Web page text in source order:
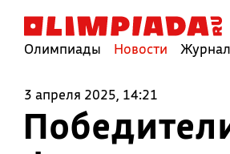
Олимпиады Новости Журнал
3 апреля 2025, 14:21